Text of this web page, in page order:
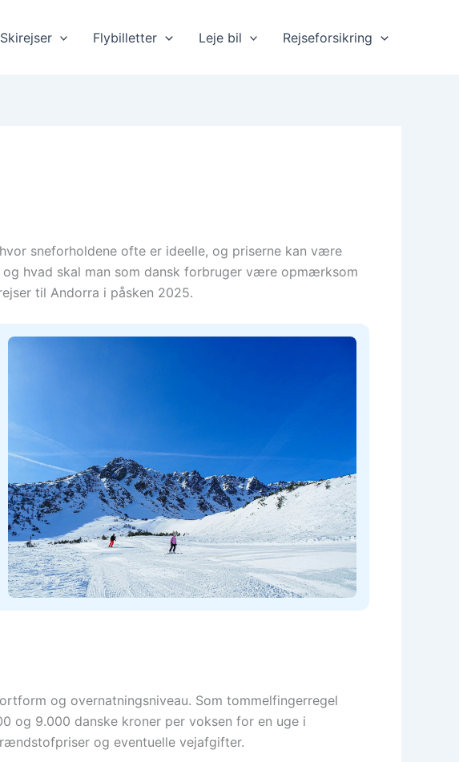
Skirejser Flybilletter Leje bil Rejseforsikring
sneforholdene ofte er ideelle, og priserne kan være
hvad skal man som dansk forbruger være opmærksom
til Andorra i påsken 2025.
og overnatningsniveau. Som tommelfingerregel
og 9.000 danske kroner per voksen for en uge i
og eventuelle vejafgifter.